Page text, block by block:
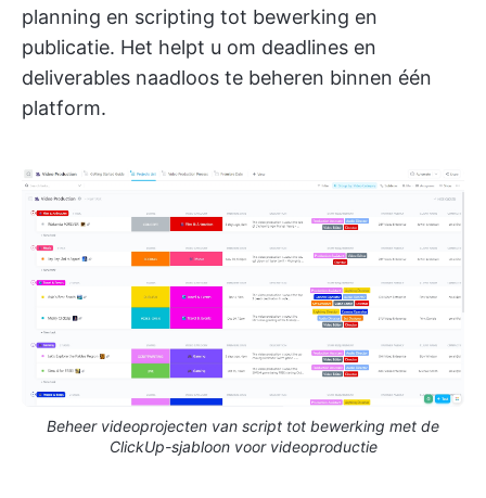
planning en scripting tot bewerking en
publicatie. Het helpt u om deadlines en
deliverables naadloos te beheren binnen één
platform.
Beheer videoprojecten van script tot bewerking met de
ClickUp-sjabloon voor videoproductie